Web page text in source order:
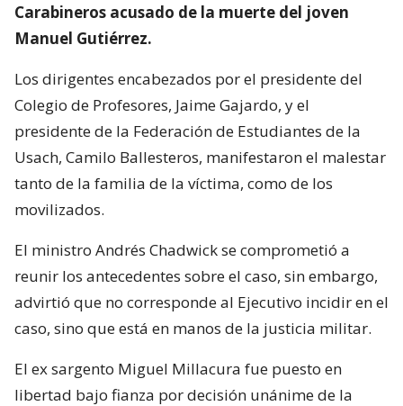
Carabineros acusado de la muerte del joven
Manuel Gutiérrez.
Los dirigentes encabezados por el presidente del
Colegio de Profesores, Jaime Gajardo, y el
presidente de la Federación de Estudiantes de la
Usach, Camilo Ballesteros, manifestaron el malestar
tanto de la familia de la víctima, como de los
movilizados.
El ministro Andrés Chadwick se comprometió a
reunir los antecedentes sobre el caso, sin embargo,
advirtió que no corresponde al Ejecutivo incidir en el
caso, sino que está en manos de la justicia militar.
El ex sargento Miguel Millacura fue puesto en
libertad bajo fianza por decisión unánime de la